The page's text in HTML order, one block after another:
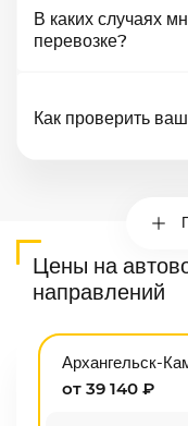
В каких случаях
перевозке?
Как проверить
Цены на
направлений
Архангельск-
от 39 140 ₽